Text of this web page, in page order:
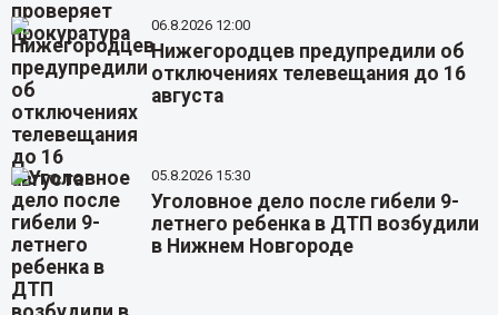
06.8.2026 12:00
Нижегородцев предупредили об
отключениях телевещания до 16
августа
05.8.2026 15:30
Уголовное дело после гибели 9-
летнего ребенка в ДТП возбудили
в Нижнем Новгороде